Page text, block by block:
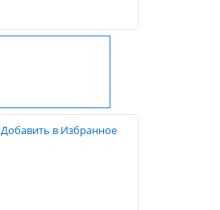
Добавить в Избранное